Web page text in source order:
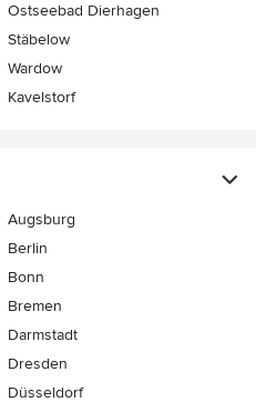
Ostseebad Dierhagen
Stäbelow
Wardow
Kavelstorf
Augsburg
Berlin
Bonn
Bremen
Darmstadt
Dresden
Düsseldorf